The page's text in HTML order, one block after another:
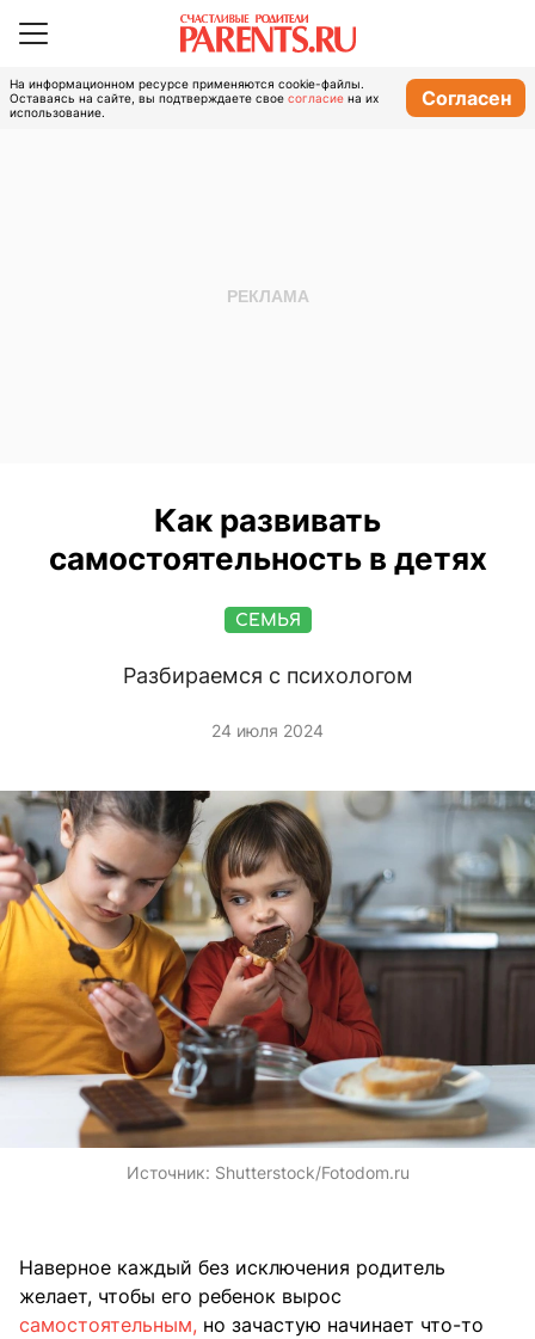
На информационном ресурсе применяются cookie-файлы.
Оставаясь на сайте, вы подтверждаете свое согласие на их
использование.
Согласен
Как развивать
самостоятельность в детях
СЕМЬЯ
Разбираемся с психологом
24 июля 2024
Источник: Shutterstock/Fotodom.ru
Наверное каждый без исключения родитель
желает, чтобы его ребенок вырос
самостоятельным, но зачастую начинает что-то